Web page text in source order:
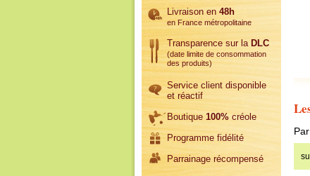
Livraison en 48h
en France métropolitaine
Transparence sur la DLC
(date limite de consommation
des produits)
Service client disponible
et réactif
Boutique 100%créole
Programme fidélité
Parrainage récompensé
Par